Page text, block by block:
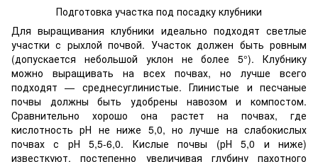
Подготовка участка под посадку клубники
Для выращивания клубники идеально подходят светлые
участки с рыхлой почвой. Участок должен быть ровным
(допускается небольшой уклон не более 5°). Клубнику
можно выращивать на всех почвах, но лучше всего
подходят — среднесуглинистые. Глинистые и песчаные
почвы должны быть удобрены навозом и компостом.
Сравнительно хорошо она растет на почвах, где
кислотность рН не ниже 5,0, но лучше на слабокислых
почвах с рН 5,5-6,0. Кислые почвы (рН 5,0 и ниже)
известкуют, постепенно увеличивая глубину пахотного